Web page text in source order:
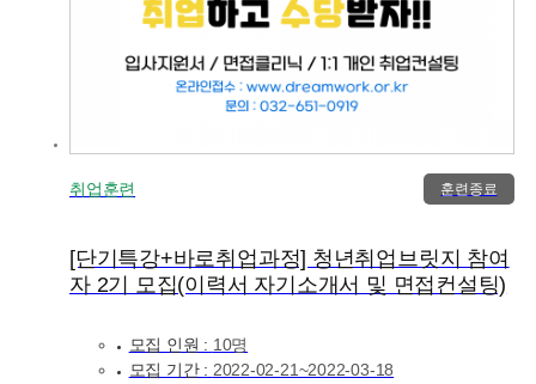
취업훈련 훈련종료
[단기특강+바로취업과정] 청년취업브릿지 참여
자 2기 모집(이력서 자기소개서 및 면접컨설팅)
모집 인원 : 10명
모집 기간 : 2022-02-21~2022-03-18